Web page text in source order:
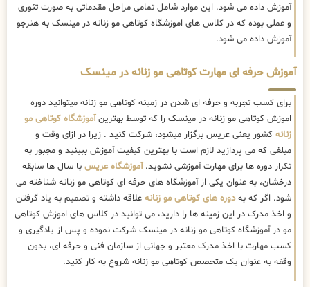
آموزش داده می شود. این موارد شامل تمامی مراحل مقدماتی به صورت تئوری
و عملی بوده که در کلاس های اموزشگاه کوتاهی مو زنانه در مینسک به هنرجو
آموزش داده می شود.
آموزش حرفه ای مهارت کوتاهی مو زنانه در مینسک
برای کسب تجربه و حرفه ای شدن در زمینه کوتاهی مو زنانه میتوانید دوره
اموزش کوتاهی مو زنانه در مینسک را که توسط بهترینآموزشگاه کوتاهی مو
زنانه کشور یعنی عریس برگزار میشود، شرکت کنید . زیرا در ازای وقت و
مبلغی که می پردازید لازم است با بهترین کیفیت آموزش ببینید و مجبور به
تکرار دوره ها برای مهارت آموزشی نشوید.آموزشگاه عریس با سال ها سابقه
درخشان، به عنوان یکی از آموزشگاه های حرفه ای کوتاهی مو زنانه شناخته می
شود. اگر که بهدوره های کوتاهی مو زنانه علاقه داشته و تصمیم به یاد گرفتن
و اخذ مدرک در این زمینه ها را دارید، می توانید در کلاس های اموزش کوتاهی
مو در آموزشگاه کوتاهی مو زنانه در مینسک شرکت نموده و پس از یادگیری و
کسب مهارت با اخذ مدرک معتبر و جهانی از سازمان فنی و حرفه ای، بدون
وقفه به عنوان یک متخصص کوتاهی مو زنانه شروع به کار کنید.